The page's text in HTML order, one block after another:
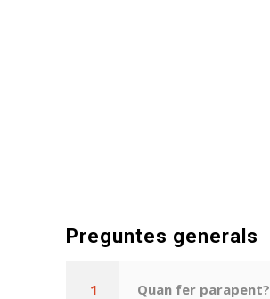
Preguntes generals
1 Quan fer parapent?